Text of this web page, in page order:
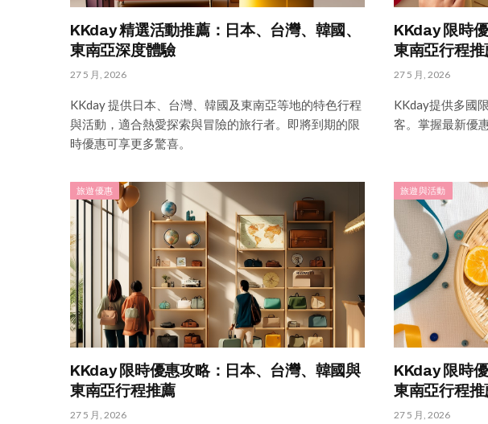
KKday 精選活動推薦：日本、台灣、韓國、
東南亞深度體驗
27 5 月, 2026
KKday 提供日本、台灣、韓國及東南亞等地的特色行程
與活動，適合熱愛探索與冒險的旅行者。即將到期的限
時優惠可享更多驚喜。
KKday 限時
東南亞行程推
27 5 月, 2026
KKday提供多國
客。掌握最新優
旅遊優惠
KKday 限時優惠攻略：日本、台灣、韓國與
東南亞行程推薦
27 5 月, 2026
旅遊與活動
KKday 限時
東南亞行程推
27 5 月, 2026